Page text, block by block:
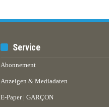
Service
Abonnement
Anzeigen & Mediadaten
E-Paper | GARÇON